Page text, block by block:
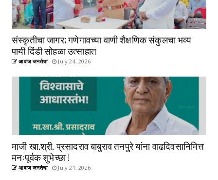
संस्कृतीचा जागर; गणेगावच्या वाणी शैक्षणिक संकुलचा भव्य
पायी दिंडी सोहळा उत्साहात
आवाज जनतेचा July 24, 2026
माजी खा.श्री. प्रसादराव बाबुराव तनपुरे यांना वाढदिवसानिमित्त
मनःपूर्वक शुभेच्छा !
आवाज जनतेचा July 21, 2026